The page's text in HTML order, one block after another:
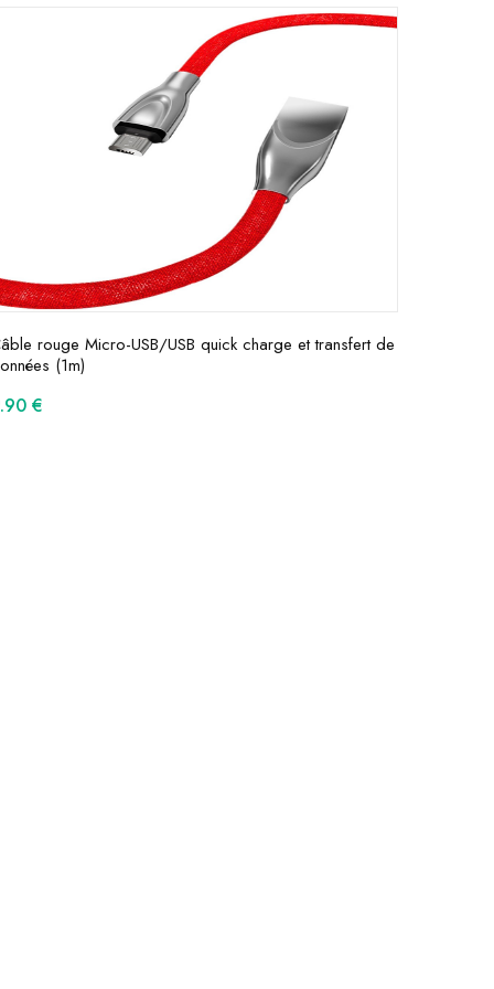
rouge Micro-USB/USB quick charge et transfert de
(1m)
€